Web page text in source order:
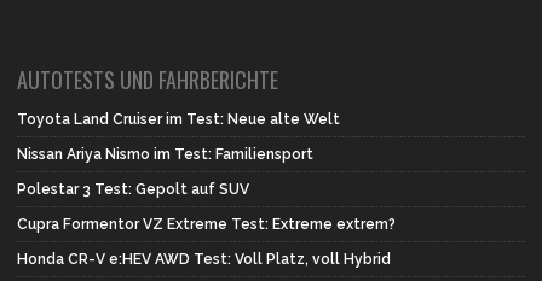
AUTOTESTS UND FAHRBERICHTE
Toyota Land Cruiser im Test: Neue alte Welt
Nissan Ariya Nismo im Test: Familiensport
Polestar 3 Test: Gepolt auf SUV
Cupra Formentor VZ Extreme Test: Extreme extrem?
Honda CR-V e:HEV AWD Test: Voll Platz, voll Hybrid